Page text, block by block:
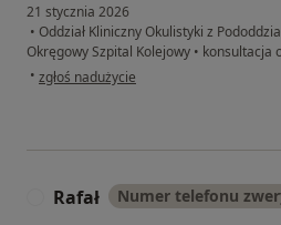
21 stycznia 2026
• Oddział Kliniczny Okulistyki z
Okręgowy Szpital Kolejowy • konsultacja
• w opinii użytkownika Paweł Lewosiński
zgłoś nadużycie
Rafał Numer telefonu